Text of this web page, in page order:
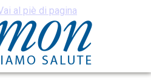
al piè di pagina